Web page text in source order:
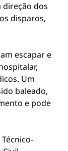
direção dos
disparos,
escapar e
Um
baleado,
e pode